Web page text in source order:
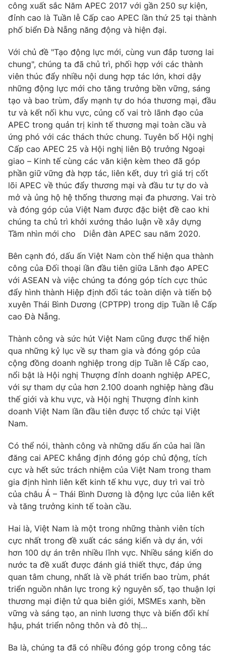
công xuất sắc Năm APEC 2017 với gần 250 sự kiện,
đỉnh cao là Tuần lễ Cấp cao APEC lần thứ 25 tại thành
phố biển Đà Nẵng năng động và hiện đại.
Với chủ đề "Tạo động lực mới, cùng vun đắp tương lai
chung", chúng ta đã chủ trì, phối hợp với các thành
viên thúc đẩy nhiều nội dung hợp tác lớn, khơi dậy
những động lực mới cho tăng trưởng bền vững, sáng
tạo và bao trùm, đẩy mạnh tự do hóa thương mại, đầu
tư và kết nối khu vực, củng cố vai trò lãnh đạo của
APEC trong quản trị kinh tế thương mại toàn cầu và
ứng phó với các thách thức chung. Tuyên bố Hội nghị
Cấp cao APEC 25 và Hội nghị liên Bộ trưởng Ngoại
giao – Kinh tế cùng các văn kiện kèm theo đã góp
phần giữ vững đà hợp tác, liên kết, duy trì giá trị cốt
lõi APEC về thúc đẩy thương mại và đầu tư tự do và
mở và ủng hộ hệ thống thương mại đa phương. Vai trò
và đóng góp của Việt Nam được đặc biệt đề cao khi
chúng ta chủ trì khởi xướng thảo luận về xây dựng
Tầm nhìn mới cho Diễn đàn APEC sau năm 2020.
Bên cạnh đó, dấu ấn Việt Nam còn thể hiện qua thành
công của Đối thoại lần đầu tiên giữa Lãnh đạo APEC
với ASEAN và việc chúng ta đóng góp tích cực thúc
đẩy hình thành Hiệp định đối tác toàn diện và tiến bộ
xuyên Thái Bình Dương (CPTPP) trong dịp Tuần lễ Cấp
cao Đà Nẵng.
Thành công và sức hút Việt Nam cũng được thể hiện
qua những kỷ lục về sự tham gia và đóng góp của
cộng đồng doanh nghiệp trong dịp Tuần lễ Cấp cao,
nổi bật là Hội nghị Thượng đỉnh doanh nghiệp APEC,
với sự tham dự của hơn 2.100 doanh nghiệp hàng đầu
thế giới và khu vực, và Hội nghị Thượng đỉnh kinh
doanh Việt Nam lần đầu tiên được tổ chức tại Việt
Nam.
Có thể nói, thành công và những dấu ấn của hai lần
đăng cai APEC khẳng định đóng góp chủ động, tích
cực và hết sức trách nhiệm của Việt Nam trong tham
gia định hình liên kết kinh tế khu vực, duy trì vai trò
của châu Á – Thái Bình Dương là động lực của liên kết
và tăng trưởng kinh tế toàn cầu.
Hai là, Việt Nam là một trong những thành viên tích
cực nhất trong đề xuất các sáng kiến và dự án, với
hơn 100 dự án trên nhiều lĩnh vực. Nhiều sáng kiến do
nước ta đề xuất được đánh giá thiết thực, đáp ứng
quan tâm chung, nhất là về phát triển bao trùm, phát
triển nguồn nhân lực trong kỷ nguyên số, tạo thuận lợi
thương mại điện tử qua biên giới, MSMEs xanh, bền
vững và sáng tạo, an ninh lương thực và biến đổi khí
hậu, phát triển nông thôn và đô thị…
Ba là, chúng ta đã có nhiều đóng góp trong công tác